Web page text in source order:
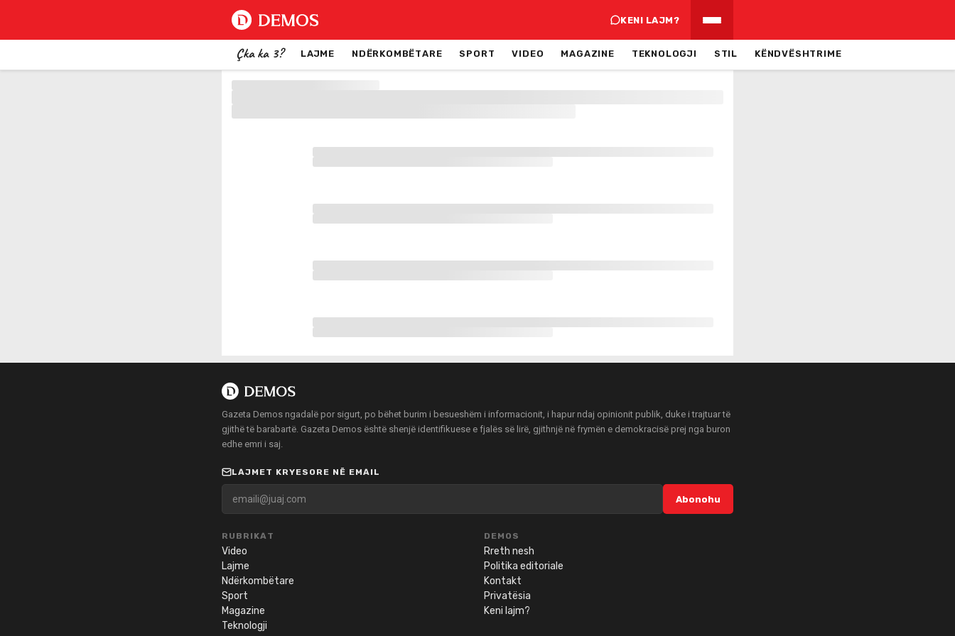
KENI LAJM?
Çka ka 3? LAJME NDËRKOMBËTARE SPORT VIDEO MAGAZINE TEKNOLOGJI STIL KËNDVËSHTRIME
Gazeta Demos ngadalë por sigurt, po bëhet burim i besueshëm i informacionit, i hapur ndaj opinionit publik, duke i trajtuar të
gjithë të barabartë. Gazeta Demos është shenjë identifikuese e fjalës së lirë, gjithnjë në frymën e demokracisë prej nga buron
edhe emri i saj.
LAJMET KRYESORE NË EMAIL
Abonohu
RUBRIKAT
Video
Lajme
Ndërkombëtare
Sport
Magazine
Teknologji
DEMOS
Rreth nesh
Politika editoriale
Kontakt
Privatësia
Keni lajm?